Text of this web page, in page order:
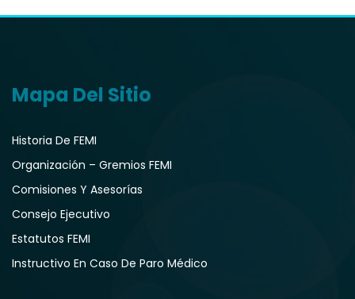
Mapa Del Sitio
Historia De FEMI
Organización – Gremios FEMI
Comisiones Y Asesorías
Consejo Ejecutivo
Estatutos FEMI
Instructivo En Caso De Paro Médico